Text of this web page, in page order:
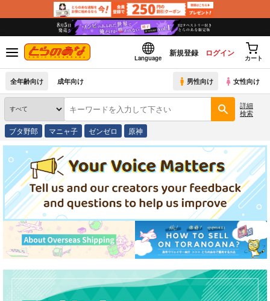
Language
新規登録 ログイン
カート
全年齢向け 成年向け 男性向け 女性向け
詳細
検索
ブタ野郎 マニャ子 ゼンゼロ 原神